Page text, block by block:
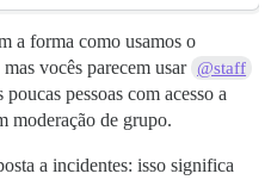
a forma como usamos o
mas vocês parecem usar @staff
pessoas com acesso a
moderação de grupo.
a incidentes: isso significa